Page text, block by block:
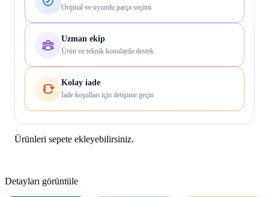
Orijinal ve uyumlu parça seçimi
Uzman ekip
Ürün ve teknik konularda destek
Kolay iade
İade koşulları için iletişime geçin
Ürünleri sepete ekleyebilirsiniz.
Detayları görüntüle